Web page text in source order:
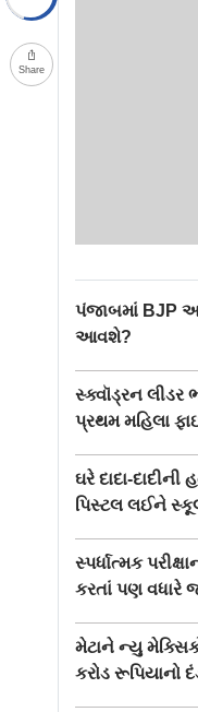
Share
પંજાબમાં BJP
આવશે?
સ્ક્વૉડ્રન લીડર
પ્રથમ મહિલા
ઘરે દાદા-દાદીની
પિસ્ટલ લઈને
સ્પર્ધાત્મક
કરતાં પણ વધારે
મેટાને ન્યુ
કરોડ રૂપિયાનો